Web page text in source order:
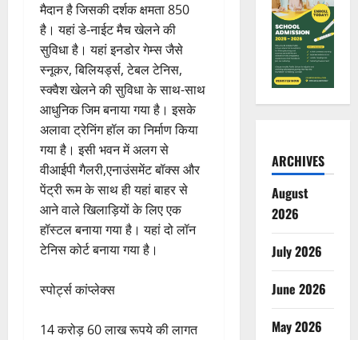
मैदान है जिसकी दर्शक क्षमता 850
है। यहां डे-नाईट मैच खेलने की
सुविधा है। यहां इनडोर गेम्स जैसे
स्नूकर, बिलियर्ड्स, टेबल टेनिस,
स्क्वैश खेलने की सुविधा के साथ-साथ
आधुनिक जिम बनाया गया है। इसके
अलावा ट्रेनिंग हॉल का निर्माण किया
गया है। इसी भवन में अलग से
वीआईपी गैलरी,एनाउंसमेंट बॉक्स और
पेंट्री रूम के साथ ही यहां बाहर से
आने वाले खिलाड़ियों के लिए एक
हॉस्टल बनाया गया है। यहां दो लॉन
टेनिस कोर्ट बनाया गया है।
स्पोर्ट्स कांप्लेक्स
14 करोड़ 60 लाख रूपये की लागत
ARCHIVES
August
2026
July 2026
June 2026
May 2026